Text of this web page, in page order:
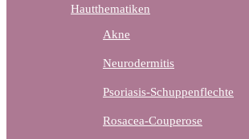
Hautthematiken
Akne
Neurodermitis
Psoriasis-Schuppenflechte
Rosacea-Couperose